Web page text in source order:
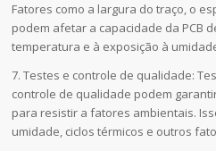
Fatores como a largura do traço, o
podem afetar a capacidade da PCB
temperatura e à exposição à
7. Testes e controle de qualidade:
controle de qualidade podem
para resistir a fatores ambientais.
umidade, ciclos térmicos e outros